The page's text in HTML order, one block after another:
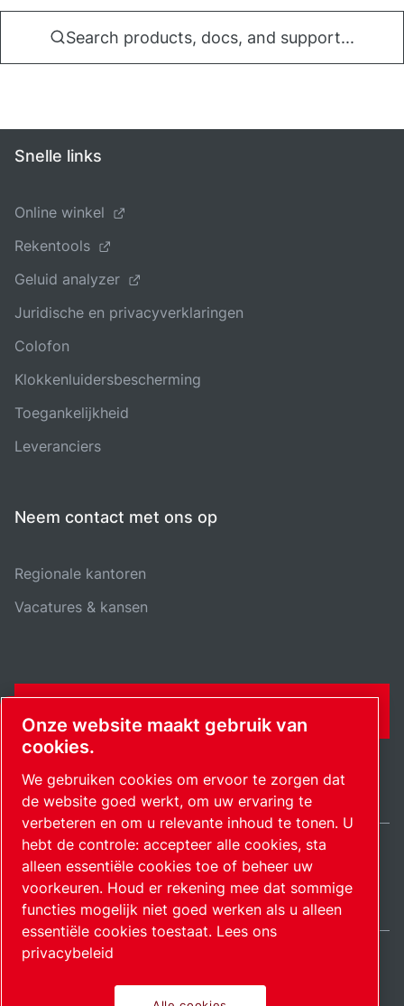
Search products, docs, and support...
Snelle links
Online winkel
Rekentools
Geluid analyzer
Juridische en privacyverklaringen
Colofon
Klokkenluidersbescherming
Toegankelijkheid
Leveranciers
Neem contact met ons op
Regionale kantoren
Vacatures & kansen
SitemapCookie-instellingen beheren© 2026 Auteursrecht.
Netherlands / NL
Onze website maakt gebruik van
cookies.
We gebruiken cookies om ervoor te zorgen dat
de website goed werkt, om uw ervaring te
verbeteren en om u relevante inhoud te tonen. U
hebt de controle: accepteer alle cookies, sta
alleen essentiële cookies toe of beheer uw
voorkeuren. Houd er rekening mee dat sommige
functies mogelijk niet goed werken als u alleen
essentiële cookies toestaat. Lees ons
privacybeleid